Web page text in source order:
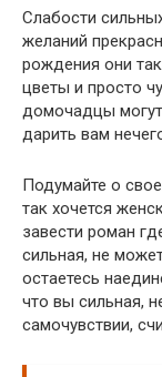
Слабости
желаний
рождения они
цветы и просто
домочадцы
дарить вам
Подумайте о
так хочется
завести роман
сильная, не
остаетесь
что вы сильная,
самочувствии,